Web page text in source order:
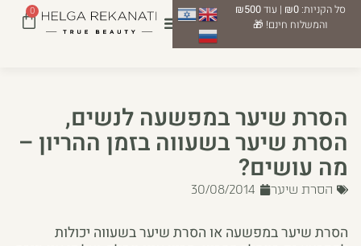
סל הקניות:₪0 | עוד₪500
והמשלוח חינם! 🎁
0
הסרת שיער במפשעה לנשים,
הסרת שיער בשעווה בזמן ההריון –
מה עושים?
הסרת שיער 30/08/2014
הסרת שיער במפשעה או הסרת שיער בשעווה יכולות